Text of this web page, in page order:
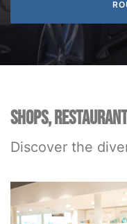
SHOPS,
Discover the